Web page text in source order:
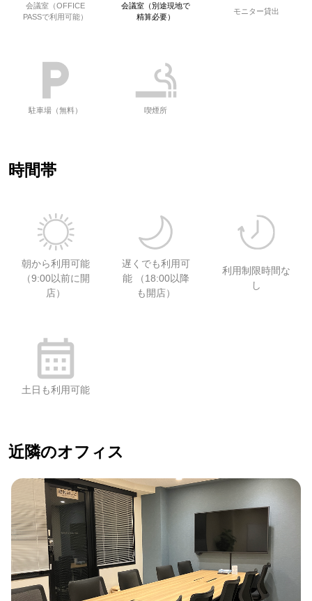
会議室（OFFICE
PASSで利用可能）
会議室（別途現地で
精算必要）
モニター貸出
駐車場（無料） 喫煙所
時間帯
朝から利用可能
（9:00以前に開
店）
遅くでも利用可
能 （18:00以降
も開店）
利用制限時間な
し
土日も利用可能
近隣のオフィス